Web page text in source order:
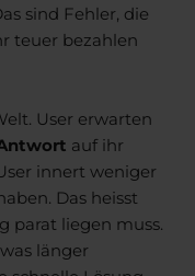
sind Fehler, die
teuer bezahlen
User erwarten
auf ihr
innert weniger
Das heisst
parat liegen muss.
länger